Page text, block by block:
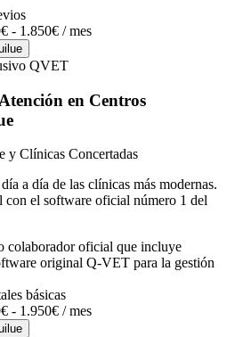
- 1.850€ / mes
QVET
en Centros
y Clínicas Concertadas
a día de las clínicas más modernas.
con el software oficial número 1 del
colaborador oficial que incluye
original Q-VET para la gestión
básicas
- 1.950€ / mes